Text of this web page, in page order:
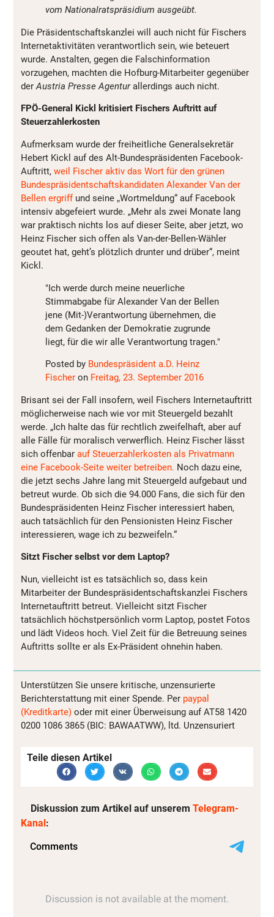
vom Nationalratspräsidium ausgeübt.
Die Präsidentschaftskanzlei will auch nicht für Fischers
Internetaktivitäten verantwortlich sein, wie beteuert
wurde. Anstalten, gegen die Falschinformation
vorzugehen, machten die Hofburg-Mitarbeiter gegenüber
derAustria Presse Agenturallerdings auch nicht.
FPÖ-General Kickl kritisiert Fischers Auftritt auf
Steuerzahlerkosten
Aufmerksam wurde der freiheitliche Generalsekretär
Hebert Kickl auf des Alt-Bundespräsidenten Facebook-
Auftritt, weil Fischer aktiv das Wort für den grünen
Bundespräsidentschaftskandidaten Alexander Van der
Bellen ergriffund seine „Wortmeldung“ auf Facebook
intensiv abgefeiert wurde. „Mehr als zwei Monate lang
war praktisch nichts los auf dieser Seite, aber jetzt, wo
Heinz Fischer sich offen als Van-der-Bellen-Wähler
geoutet hat, geht’s plötzlich drunter und drüber“, meint
Kickl.
"Ich werde durch meine neuerliche
Stimmabgabe für Alexander Van der Bellen
jene (Mit-)Verantwortung übernehmen, die
dem Gedanken der Demokratie zugrunde
liegt, für die wir alle Verantwortung tragen."
Posted by Bundespräsident a.D. Heinz
Fischer on Freitag, 23. September 2016
Brisant sei der Fall insofern, weil Fischers Internetauftritt
möglicherweise nach wie vor mit Steuergeld bezahlt
werde. „Ich halte das für rechtlich zweifelhaft, aber auf
alle Fälle für moralisch verwerflich. Heinz Fischer lässt
sich offenbar auf Steuerzahlerkosten als Privatmann
eine Facebook-Seite weiter betreiben. Noch dazu eine,
die jetzt sechs Jahre lang mit Steuergeld aufgebaut und
betreut wurde. Ob sich die 94.000 Fans, die sich für den
Bundespräsidenten Heinz Fischer interessiert haben,
auch tatsächlich für den Pensionisten Heinz Fischer
interessieren, wage ich zu bezweifeln.“
Sitzt Fischer selbst vor dem Laptop?
Nun, vielleicht ist es tatsächlich so, dass kein
Mitarbeiter der Bundespräsidentschaftskanzlei Fischers
Internetauftritt betreut. Vielleicht sitzt Fischer
tatsächlich höchstpersönlich vorm Laptop, postet Fotos
und lädt Videos hoch. Viel Zeit für die Betreuung seines
Auftritts sollte er als Ex-Präsident ohnehin haben.
Unterstützen Sie unsere kritische, unzensurierte
Berichterstattung mit einer Spende. Per paypal
(Kreditkarte) oder mit einer Überweisung auf AT58 1420
0200 1086 3865 (BIC: BAWAATWW), ltd. Unzensuriert
Teile diesen Artikel
Diskussion zum Artikel auf unserem Telegram-
Kanal :